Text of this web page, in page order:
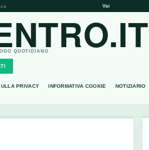
Vai
QUOTIDIANO
PRIVACY INFORMATIVA COOKIE NOTIZIARIO